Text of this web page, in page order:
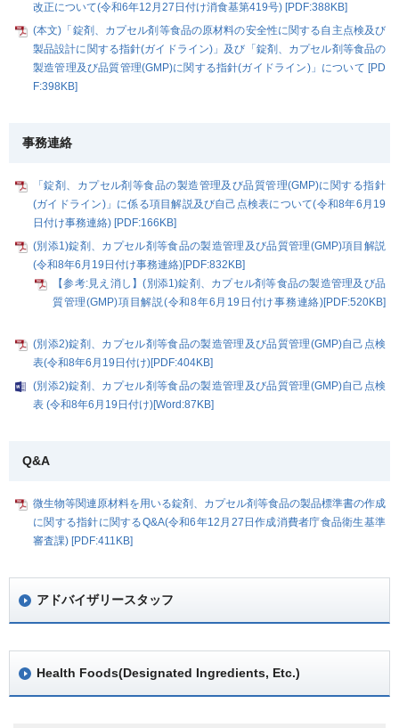
改正について(令和6年12月27日付け消食基第419号) [PDF:388KB]
(本文)「錠剤、カプセル剤等食品の原材料の安全性に関する自主点検及び
製品設計に関する指針(ガイドライン)」及び「錠剤、カプセル剤等食品の
製造管理及び品質管理(GMP)に関する指針(ガイドライン)」について [PD
F:398KB]
事務連絡
「錠剤、カプセル剤等食品の製造管理及び品質管理(GMP)に関する指針
(ガイドライン)」に係る項目解説及び自己点検表について(令和8年6月19
日付け事務連絡) [PDF:166KB]
(別添1)錠剤、カプセル剤等食品の製造管理及び品質管理(GMP)項目解説
(令和8年6月19日付け事務連絡)[PDF:832KB]
【参考:見え消し】(別添1)錠剤、カプセル剤等食品の製造管理及び品
質管理(GMP)項目解説(令和8年6月19日付け事務連絡)[PDF:520KB]
(別添2)錠剤、カプセル剤等食品の製造管理及び品質管理(GMP)自己点検
表(令和8年6月19日付け)[PDF:404KB]
(別添2)錠剤、カプセル剤等食品の製造管理及び品質管理(GMP)自己点検
表 (令和8年6月19日付け)[Word:87KB]
Q&A
微生物等関連原材料を用いる錠剤、カプセル剤等食品の製品標準書の作成
に関する指針に関するQ&A(令和6年12月27日作成消費者庁食品衛生基準
審査課) [PDF:411KB]
アドバイザリースタッフ
Health Foods(Designated Ingredients, Etc.)